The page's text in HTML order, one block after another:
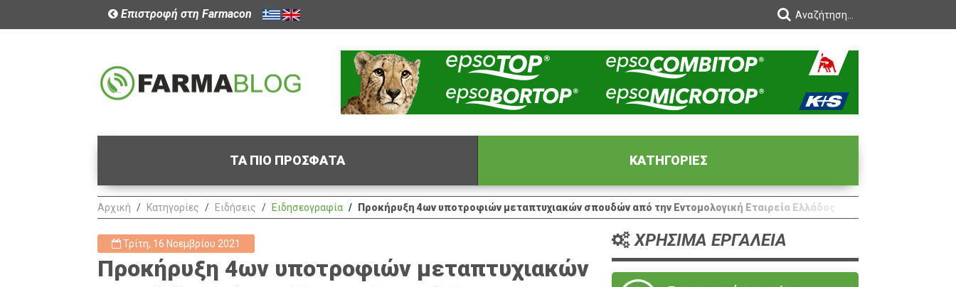
Επιστροφή στη Farmacon
ΤΑ ΠΙΟ ΠΡΟΣΦΑΤΑ ΚΑΤΗΓΟΡΙΕΣ
Αρχική Κατηγορίες Ειδήσεις Ειδησεογραφία Προκήρυξη 4ων υποτροφιών μεταπτυχιακών σπουδών από την Εντομολογική Εταιρεία Ελλάδος
Τρίτη, 16 Νοεμβρίου 2021
Προκήρυξη 4ων υποτροφιών μεταπτυχιακών
ΧΡΗΣΙΜΑ ΕΡΓΑΛΕΙΑ